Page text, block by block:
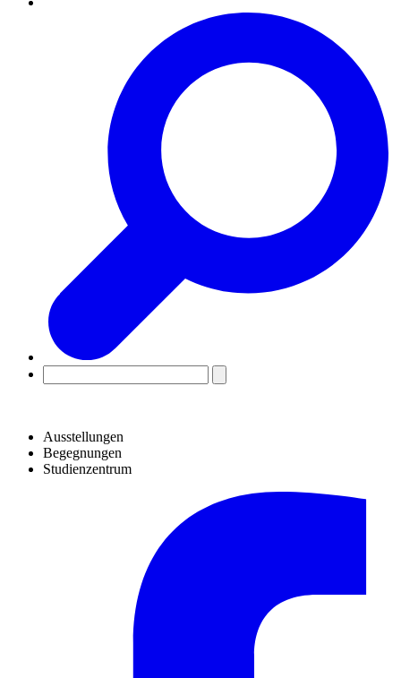
Ausstellungen
Begegnungen
Studienzentrum